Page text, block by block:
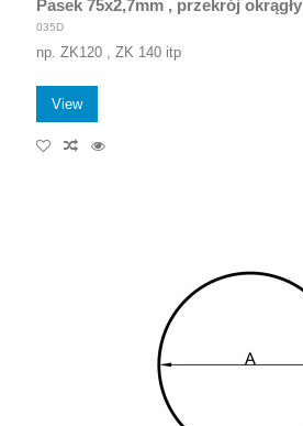
Pasek 75x2,7mm , przekrój okrągły
035D
np. ZK120 , ZK 140 itp
View